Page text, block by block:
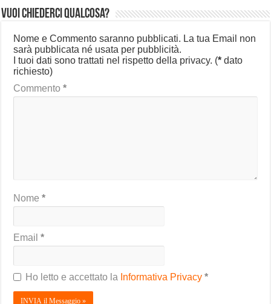
Vuoi chiederci qualcosa?
Nome e Commento saranno pubblicati. La tua Email non
sarà pubblicata né usata per pubblicità.
I tuoi dati sono trattati nel rispetto della privacy. (* dato
richiesto)
Commento*
Nome*
Email*
Ho letto e accettato la Informativa Privacy*